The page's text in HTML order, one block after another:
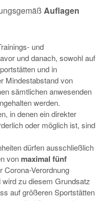
Auflagen
und
und danach, sowohl auf
und in
Mindestabstand von
sämtlichen anwesenden
werden.
in denen ein direkter
oder möglich ist, sind
dürfen ausschließlich
von maximal fünf
Corona-Verordnung
zu diesem Grundsatz
auf größeren Sportstätten